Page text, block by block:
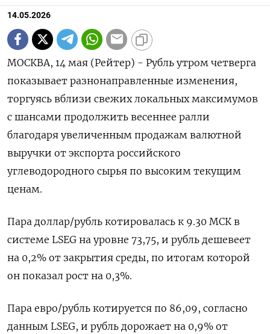
14.05.2026
МОСКВА, 14 мая (Рейтер) - Рубль утром четверга
показывает разнонаправленные изменения,
торгуясь вблизи свежих локальных максимумов
с шансами продолжить весеннее ралли
благодаря увеличенным продажам валютной
выручки от экспорта российского
углеводородного сырья по высоким текущим
ценам.
Пара доллар/рубль котировалась к 9.30 МСК в
системе LSEG на уровне ‌73,75, и рубль дешевеет
на 0,2% от закрытия среды, по итогам которой
он показал рост на 0,3%.
Пара евро/рубль котируется по 86,09, согласно
данным LSEG, и рубль дорожает на 0,9% от